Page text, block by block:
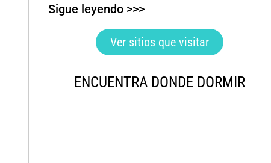
Sigue leyendo >>>
Ver sitios que visitar
ENCUENTRA DONDE DORMIR